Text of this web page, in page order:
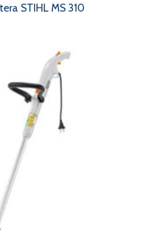
STIHL MS 310